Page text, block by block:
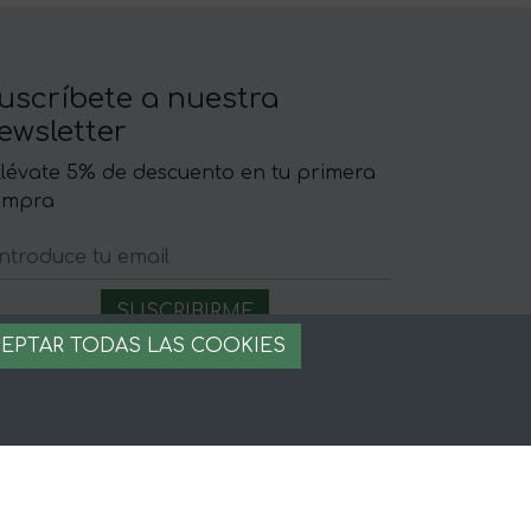
a nuestra
5% de descuento en tu primera
TODAS LAS COOKIES